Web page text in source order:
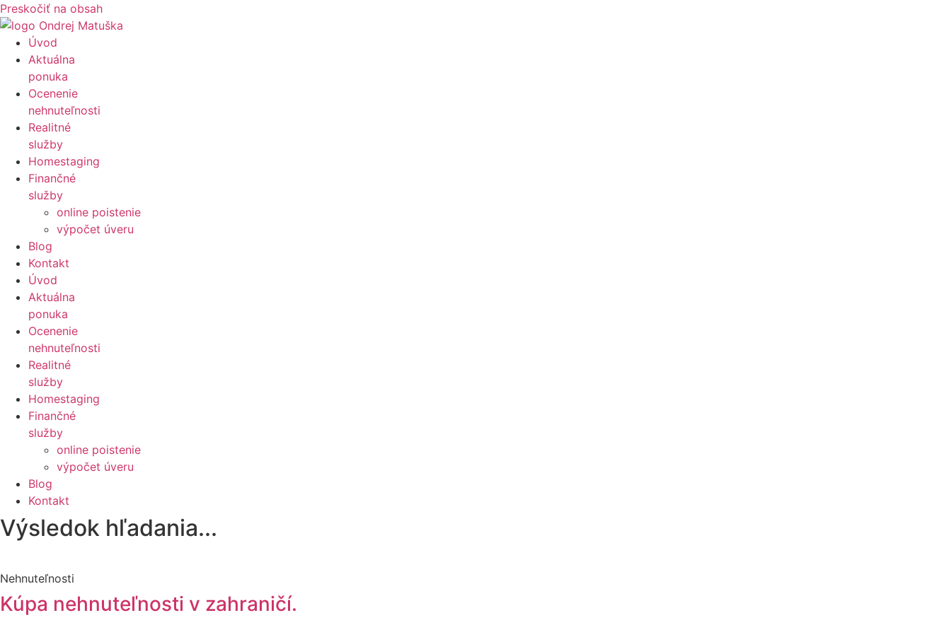
Preskočiť na obsah
Úvod
Aktuálna
ponuka
Ocenenie
nehnuteľnosti
Realitné
služby
Homestaging
Finančné
služby
online poistenie
výpočet úveru
Blog
Kontakt
Úvod
Aktuálna
ponuka
Ocenenie
nehnuteľnosti
Realitné
služby
Homestaging
Finančné
služby
online poistenie
výpočet úveru
Blog
Kontakt
Výsledok hľadania...
Nehnuteľnosti
Kúpa nehnuteľnosti v zahraničí.